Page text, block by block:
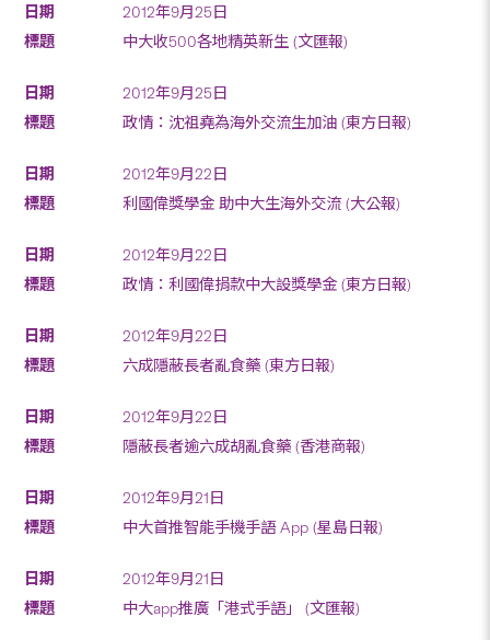
2012年9月25日
中大收500各地精英新生 (文匯報)
2012年9月25日
政情：沈祖堯為海外交流生加油 (東方日報)
2012年9月22日
利國偉獎學金 助中大生海外交流 (大公報)
2012年9月22日
政情：利國偉捐款中大設獎學金 (東方日報)
2012年9月22日
六成隱蔽長者亂食藥 (東方日報)
2012年9月22日
隱蔽長者逾六成胡亂食藥 (香港商報)
2012年9月21日
中大首推智能手機手語 App (星島日報)
2012年9月21日
中大app推廣「港式手語」 (文匯報)